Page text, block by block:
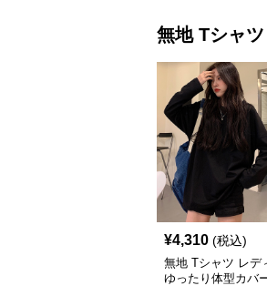
無地 Tシャツ
¥4,310 (税込)
無地 Tシャツ レデ
ゆったり体型カバ